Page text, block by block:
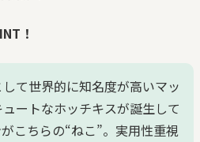
！
して世界的に知名度が高いマッ
ートなホッチキスが誕生して
こちらの“ねこ”。実用性重視